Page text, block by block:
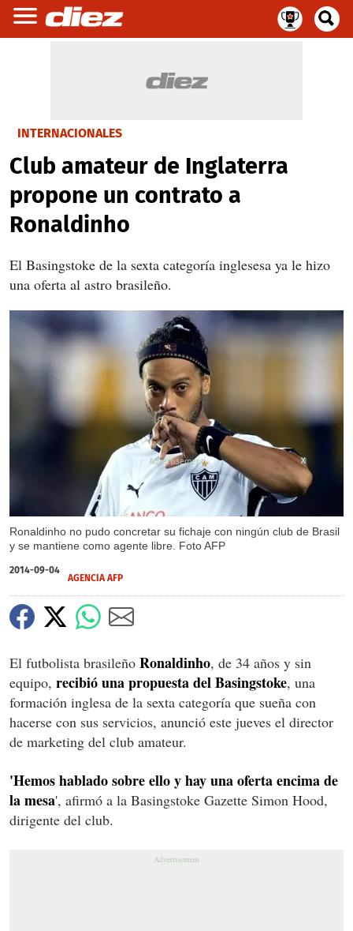
INTERNACIONALES
Club amateur de Inglaterra
propone un contrato a
Ronaldinho
El Basingstoke de la sexta categoría inglesesa ya le hizo
una oferta al astro brasileño.
Ronaldinho no pudo concretar su fichaje con ningún club de Brasil
y se mantiene como agente libre. Foto AFP
X
2014-09-04
AGENCIA AFP
El futbolista brasileño Ronaldinho, de 34 años y sin
equipo, recibió una propuesta del Basingstoke, una
formación inglesa de la sexta categoría que sueña con
hacerse con sus servicios, anunció este jueves el director
de marketing del club amateur.
'Hemos hablado sobre ello y hay una oferta encima de
la mesa', afirmó a la Basingstoke Gazette Simon Hood,
dirigente del club.